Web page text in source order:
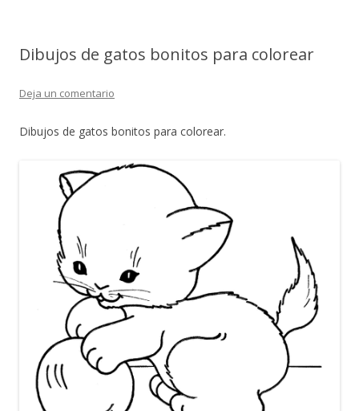
Dibujos de gatos bonitos para colorear
Deja un comentario
Dibujos de gatos bonitos para colorear.